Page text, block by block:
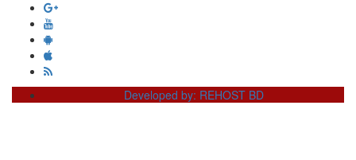
Developed by: REHOST BD